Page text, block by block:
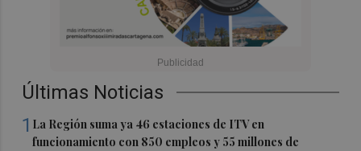
Últimas Noticias
1 La Región suma ya 46 estaciones de ITV en
funcionamiento con 850 empleos y 55 millones de